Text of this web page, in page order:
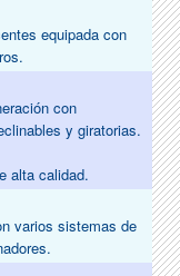
equipada con
con
y giratorias.
alta calidad.
varios sistemas de